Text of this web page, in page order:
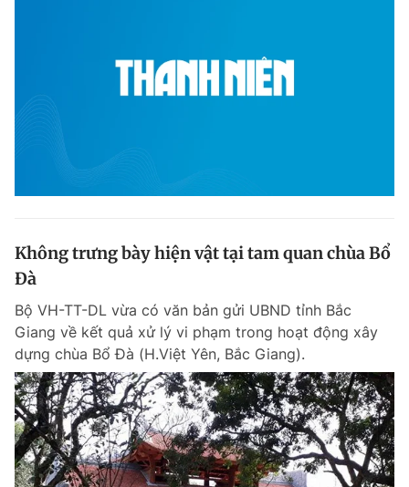
Không trưng bày hiện vật tại tam quan chùa Bổ
Đà
Bộ VH-TT-DL vừa có văn bản gửi UBND tỉnh Bắc
Giang về kết quả xử lý vi phạm trong hoạt động xây
dựng chùa Bổ Đà (H.Việt Yên, Bắc Giang).